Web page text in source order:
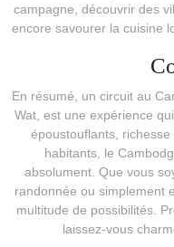
campagne, découvrir des
encore savourer la cuisine
En résumé, un circuit au
Wat, est une expérience
époustouflants,
habitants, le
absolument. Que vous
randonnée ou simplement
multitude de possibilités.
laissez-vous